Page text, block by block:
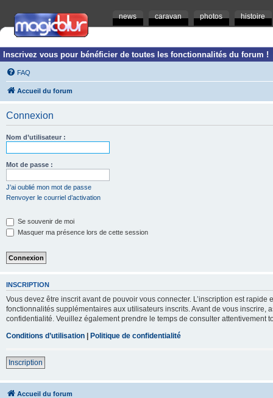
news caravan photos histoire
Inscrivez vous pour bénéficier de toutes les fonctionnalités du forum !
FAQ
Accueil du forum
Connexion
Nom d’utilisateur :
Mot de passe :
J’ai oublié mon mot de passe
Renvoyer le courriel d’activation
Se souvenir de moi
Masquer ma présence lors de cette session
INSCRIPTION
Vous devez être inscrit avant de pouvoir vous connecter. L’inscription est
fonctionnalités supplémentaires aux utilisateurs inscrits. Avant de vous inscrire,
confidentialité. Veuillez également prendre le temps de consulter attentivement
Conditions d’utilisation | Politique de confidentialité
Inscription
Accueil du forum